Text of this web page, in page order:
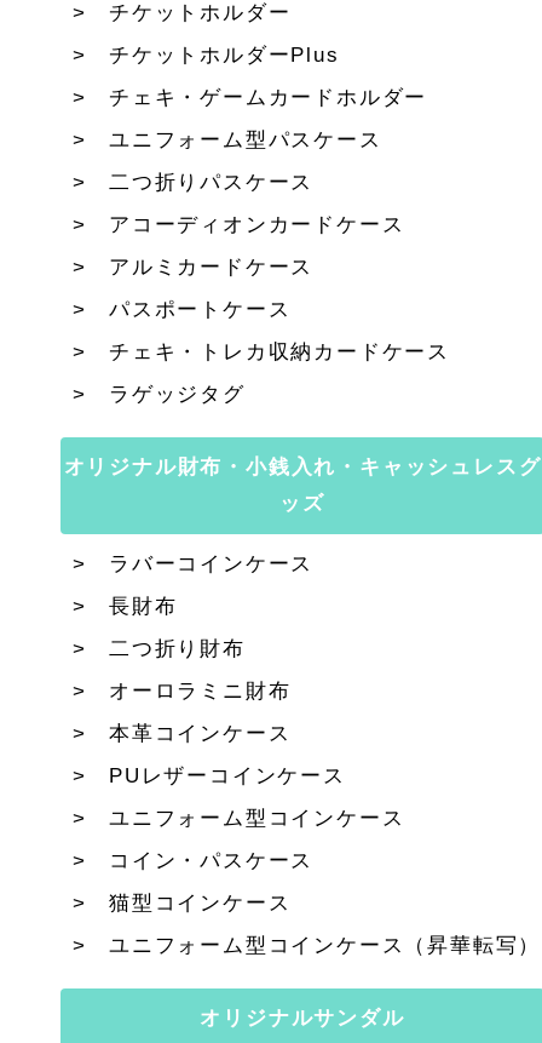
チケットホルダー
チケットホルダーPlus
チェキ・ゲームカードホルダー
ユニフォーム型パスケース
二つ折りパスケース
アコーディオンカードケース
アルミカードケース
パスポートケース
チェキ・トレカ収納カードケース
ラゲッジタグ
オリジナル財布・小銭入れ・キャッシュレスグ
ッズ
ラバーコインケース
長財布
二つ折り財布
オーロラミニ財布
本革コインケース
PUレザーコインケース
ユニフォーム型コインケース
コイン・パスケース
猫型コインケース
ユニフォーム型コインケース（昇華転写）
オリジナルサンダル